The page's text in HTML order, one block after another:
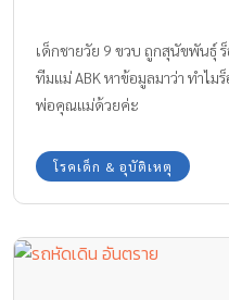
เด็กชายวัย 9 ขวบ ถูกสุนัขพันธุ์ ร็
ทีมแม่ ABK หาข้อมูลมาว่า ทำไ
พ่อคุณแม่ด้วยค่ะ
โรคเด็ก & อุบัติเหตุ